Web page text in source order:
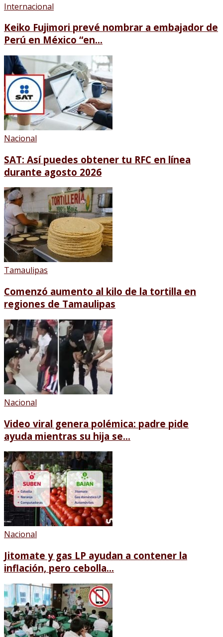
Internacional
Keiko Fujimori prevé nombrar a embajador de
Perú en México “en...
Nacional
SAT: Así puedes obtener tu RFC en línea
durante agosto 2026
Tamaulipas
Comenzó aumento al kilo de la tortilla en
regiones de Tamaulipas
Nacional
Video viral genera polémica: padre pide
ayuda mientras su hija se...
Nacional
Jitomate y gas LP ayudan a contener la
inflación, pero cebolla...